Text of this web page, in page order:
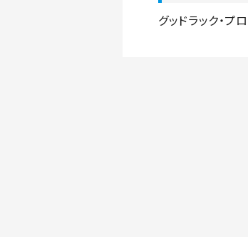
グッドラック・